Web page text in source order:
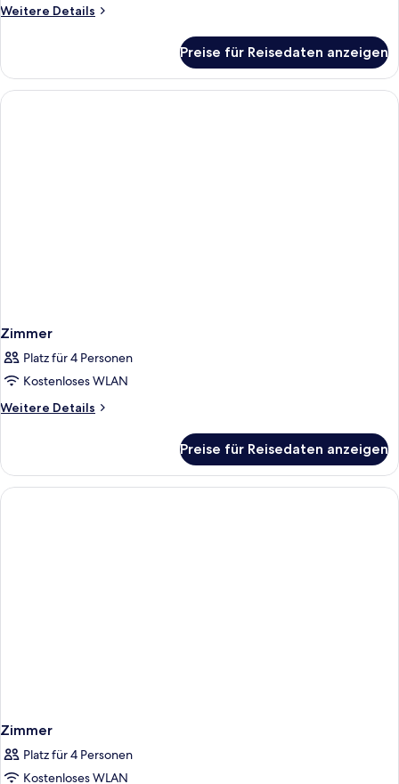
Weitere Details
Weitere
Preise für Reisedaten anzeigen
Zimmer
Platz für 4 Personen
Kostenloses WLAN
Weitere Details
Weitere
Preise für Reisedaten anzeigen
Zimmer
Platz für 4 Personen
Kostenloses WLAN